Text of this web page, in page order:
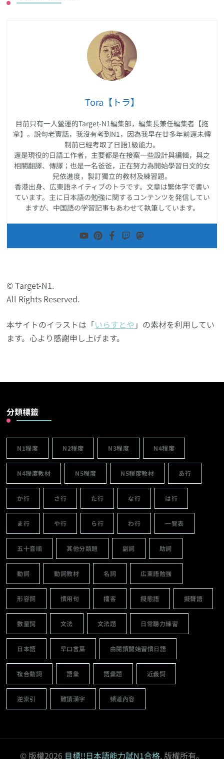
Tora【トラ】
目前只有一人營運的Target-N1編集部，編集長兼任編集者【拖
拿】。說句老實話，我沒有考到N1，因為我早在廿多年前還未轉
制前已經考取了日語1級能力。
還是現役的日語工作者，主要都是在接案一些設計與編輯，與之
相關翻譯、傳譯；也是一名爸爸，正在努力為開始學習日文的女
兒依進度，製訂獨立的教材及練習題。
香港出身、広東語ネイティブのトラです。文章は繁体字で書い
ています。主に日本語の勉強に関するコンテンツを発信してい
ますが、中国語の学習記事もあわせて執筆しています。
© Target-N1.
All Rights Reserved.
本サイトのイラストは「いらすとや 」の素材を利用してい
ます。心より感謝申し上げます。
分類標籤
N1程度 N2程度 N3程度 N4程度
N4程度教材 N5程度 N5程度教材 あ行
か行 さ行 た行 な行 は行
ま行 や行 ら行 わ行 一覽表
五十音順 其他分類題 副詞 助詞
動詞 動詞教材 名詞 広東語勉強
形容詞 慣用句 播客 擬態語 擬聲語
數量詞 文法 文法題 日常聽力練習
日本語 早口言葉 由閱讀開始習慣日語
複合動詞 語彙 語彙題 近義詞
逆索引 難讀漢字 頻道內容
© 版權2026 目標!!日本語能力試N1合格. 版權所有。